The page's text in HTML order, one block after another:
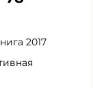
2017